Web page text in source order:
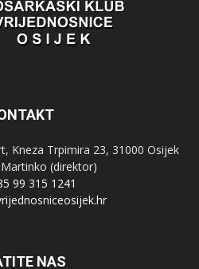
Kneza Trpimira 23, 31000 Osijek
(direktor)
99 315 1241
NAS